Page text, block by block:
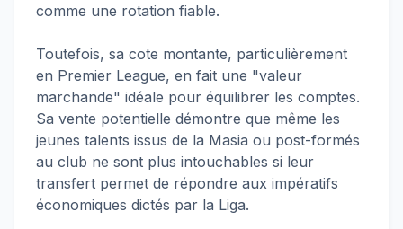
comme une rotation fiable.
Toutefois, sa cote montante, particulièrement
en Premier League, en fait une "valeur
marchande" idéale pour équilibrer les comptes.
Sa vente potentielle démontre que même les
jeunes talents issus de la Masia ou post-formés
au club ne sont plus intouchables si leur
transfert permet de répondre aux impératifs
économiques dictés par la Liga.